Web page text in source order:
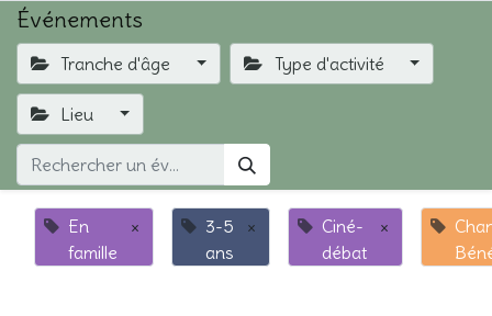
Événements
Tranche d'âge Type d'activité
Lieu
En
famille
×
3-5
ans
×
Ciné-
débat
×